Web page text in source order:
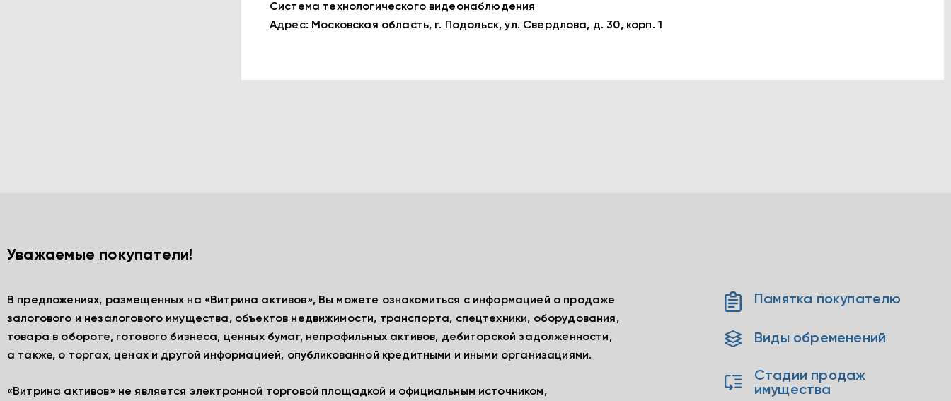
Система технологического видеонаблюдения
Адрес: Московская область, г. Подольск, ул. Свердлова, д. 30, корп. 1
Уважаемые покупатели!
В предложениях, размещенных на «Витрина активов», Вы можете ознакомиться с информацией о продаже
залогового и незалогового имущества, объектов недвижимости, транспорта, спецтехники, оборудования,
товара в обороте, готового бизнеса, ценных бумаг, непрофильных активов, дебиторской задолженности,
а также, о торгах, ценах и другой информацией, опубликованной кредитными и иными организациями.
«Витрина активов» не является электронной торговой площадкой и официальным источником,
Памятка покупателю
Виды обременений
Стадии продаж
имущества